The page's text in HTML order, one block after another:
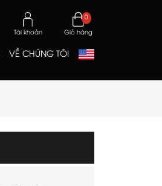
Tài khoản Giỏ hàng
0
VỀ CHÚNG TÔI